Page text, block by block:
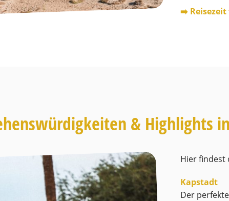
➡️
& Highlights
Hier findest
Kapstadt
Der